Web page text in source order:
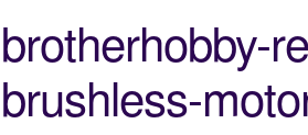
brotherhobby-
brushless-